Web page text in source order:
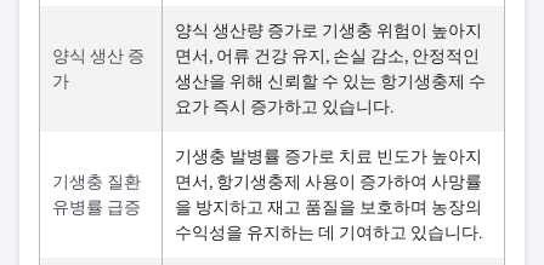
양식 생산 증
가
양식 생산량 증가로 기생충 위험이 높아지
면서, 어류 건강 유지, 손실 감소, 안정적인
생산을 위해 신뢰할 수 있는 항기생충제 수
요가 즉시 증가하고 있습니다.
기생충 질환
유병률 급증
기생충 발병률 증가로 치료 빈도가 높아지
면서, 항기생충제 사용이 증가하여 사망률
을 방지하고 재고 품질을 보호하며 농장의
수익성을 유지하는 데 기여하고 있습니다.